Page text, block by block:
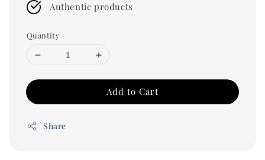
Authentic products
Quantity
Add to Cart
Share